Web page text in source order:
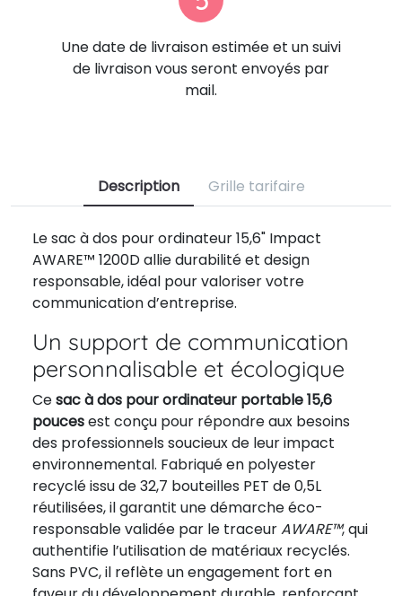
Une date de livraison estimée et un suivi
de livraison vous seront envoyés par
mail.
Description Grille tarifaire
Le sac à dos pour ordinateur 15,6" Impact
AWARE™ 1200D allie durabilité et design
responsable, idéal pour valoriser votre
communication d’entreprise.
Un support de communication
personnalisable et écologique
Cesac à dos pour ordinateur portable 15,6
poucesest conçu pour répondre aux besoins
des professionnels soucieux de leur impact
environnemental. Fabriqué en polyester
recyclé issu de 32,7 bouteilles PET de 0,5L
réutilisées, il garantit une démarche éco-
responsable validée par le traceurAWARE™, qui
authentifie l’utilisation de matériaux recyclés.
Sans PVC, il reflète un engagement fort en